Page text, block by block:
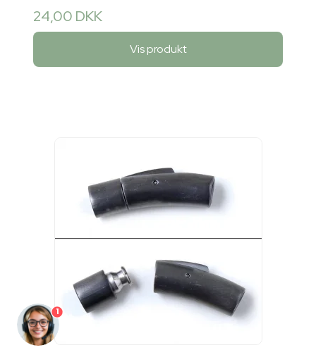
24,00 DKK
Vis produkt
1